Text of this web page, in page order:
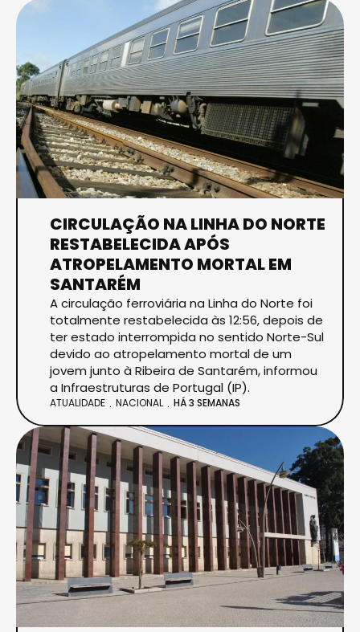
CIRCULAÇÃO NA LINHA DO NORTE
RESTABELECIDA APÓS
ATROPELAMENTO MORTAL EM
SANTARÉM
A circulação ferroviária na Linha do Norte foi
totalmente restabelecida às 12:56, depois de
ter estado interrompida no sentido Norte-Sul
devido ao atropelamento mortal de um
jovem junto à Ribeira de Santarém, informou
a Infraestruturas de Portugal (IP).
ATUALIDADE NACIONAL HÁ 3 SEMANAS